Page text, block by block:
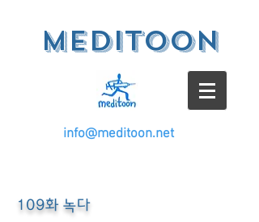
meditoon
info@meditoon.net
109화 녹다